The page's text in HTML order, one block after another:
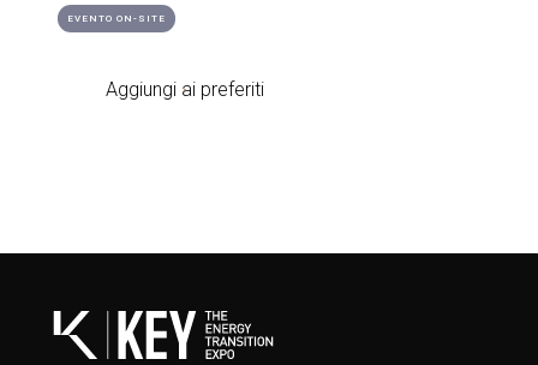
EVENTO ON-SITE
Aggiungi ai preferiti